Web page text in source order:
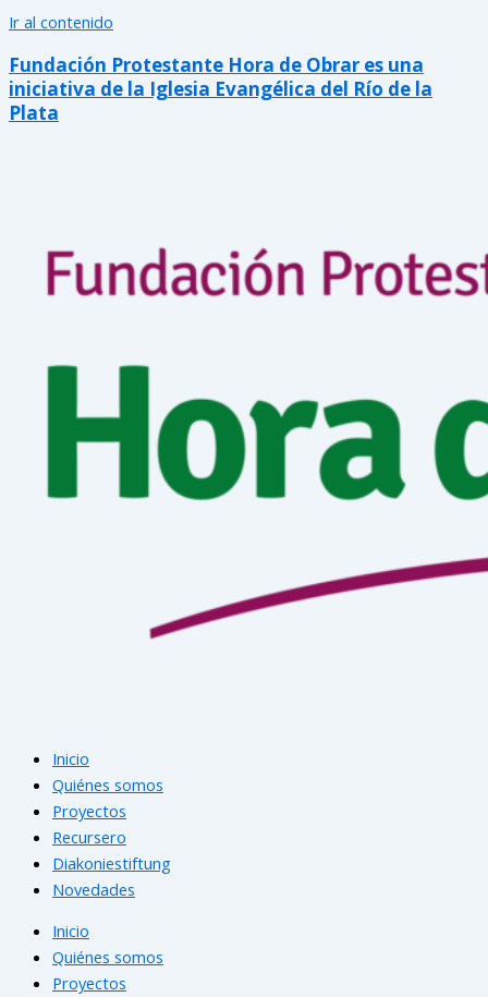
Ir al contenido
Fundación Protestante Hora de Obrar es una
iniciativa de la Iglesia Evangélica del Río de la
Plata
Inicio
Quiénes somos
Proyectos
Recursero
Diakoniestiftung
Novedades
Inicio
Quiénes somos
Proyectos